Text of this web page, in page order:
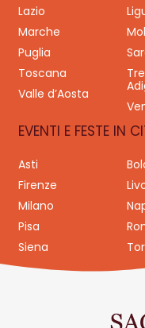
Lazio
Marche
Puglia
Toscana
Valle d’Aosta
EVENTI E FESTE IN
Asti
Firenze
Milano
Pisa
Siena